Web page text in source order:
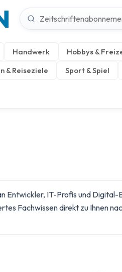
Handwerk Hobbys &
& Reiseziele Sport & Spiel
Entwickler, IT-Profis und
Fachwissen direkt zu Ihnen